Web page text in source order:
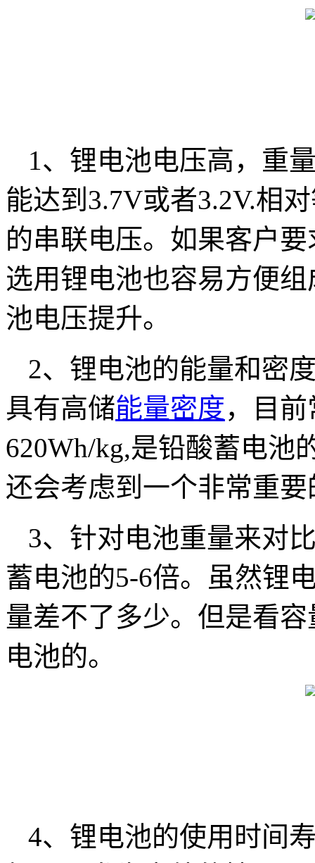
1、锂电池电压高，重
能达到3.7V或者3.2V.相
的串联电压。如果客户
选用锂电池也容易方便
池电压提升。
2、锂电池的能量和密
具有高储能量密度，目
620Wh/kg,是铅酸蓄电池
还会考虑到一个非常重
3、针对电池重量来对
蓄电池的5-6倍。虽然锂
量差不了多少。但是看
电池的。
4、锂电池的使用时间